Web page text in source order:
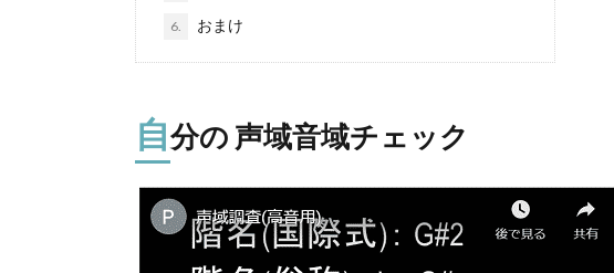
6. おまけ
自分の 声域音域チェック